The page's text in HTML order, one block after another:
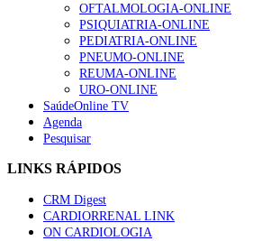
“Os programas de rastreio do
custo-efetivos e representam um
sustentável para os sistemas de
93 visualizações
apresentavam níveis elevados de
OFTALMOLOGIA-ONLINE
PSIQUIATRIA-ONLINE
PEDIATRIA-ONLINE
PNEUMO-ONLINE
REUMA-ONLINE
URO-ONLINE
SaúdeOnline TV
Agenda
Pesquisar
LINKS RÁPIDOS
CRM Digest
CARDIORRENAL LINK
ON CARDIOLOGIA